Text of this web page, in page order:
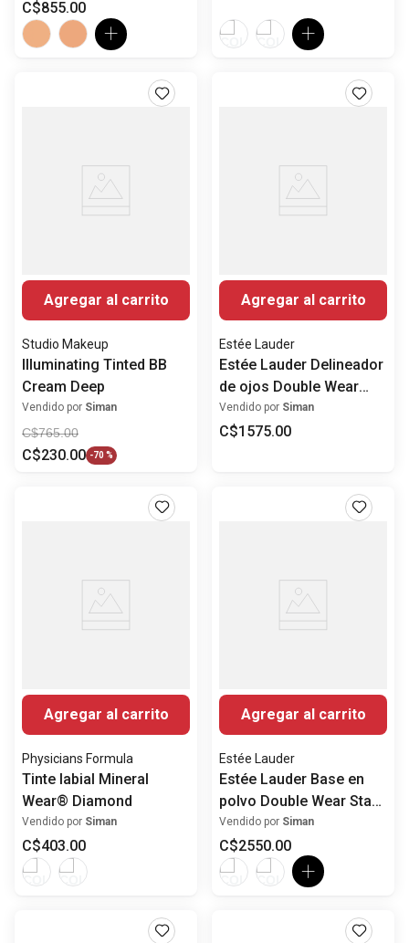
C$855.00
Agregar al carrito
Studio Makeup
Illuminating Tinted BB
Cream Deep
Vendido por Siman
C$765.00
C$230.00 -70 %
Agregar al carrito
Estée Lauder
Estée Lauder Delineador
de ojos Double Wear
Infinite a prueba de agua
Vendido por Siman
C$1575.00
Agregar al carrito
Physicians Formula
Tinte labial Mineral
Wear® Diamond
Vendido por Siman
C$403.00
Agregar al carrito
Estée Lauder
Estée Lauder Base en
polvo Double Wear Stay-
in-Place Mate Larga
duración
Vendido por Siman
C$2550.00